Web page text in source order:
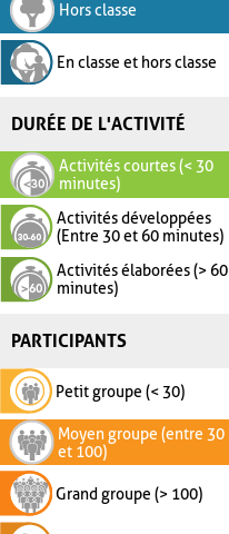
Hors classe
En classe et hors classe
DURÉE DE L'ACTIVITÉ
Activités courtes (< 30
minutes)
Activités développées
(Entre 30 et 60 minutes)
Activités élaborées (> 60
minutes)
PARTICIPANTS
Petit groupe (< 30)
Moyen groupe (entre 30
et 100)
Grand groupe (> 100)